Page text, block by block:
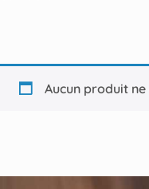
Aucun produit